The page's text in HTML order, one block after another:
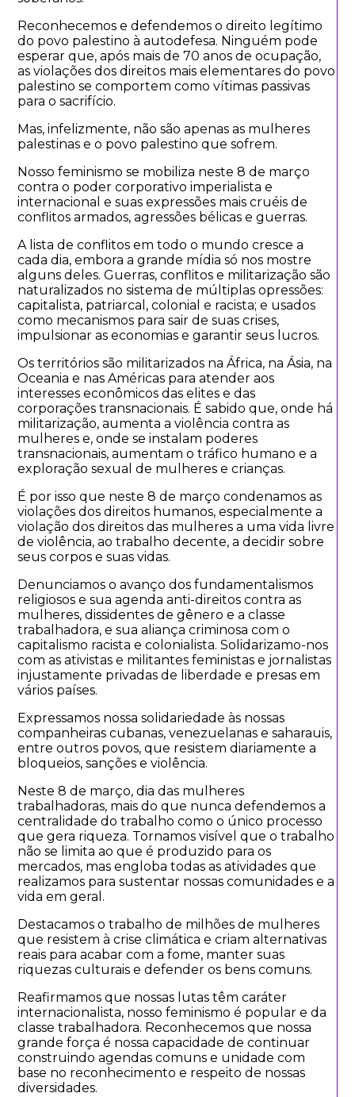
Reconhecemos e defendemos o direito legítimo
do povo palestino à autodefesa. Ninguém pode
esperar que, após mais de 70 anos de ocupação,
as violações dos direitos mais elementares do povo
palestino se comportem como vítimas passivas
para o sacrifício.
Mas, infelizmente, não são apenas as mulheres
palestinas e o povo palestino que sofrem.
Nosso feminismo se mobiliza neste 8 de março
contra o poder corporativo imperialista e
internacional e suas expressões mais cruéis de
conflitos armados, agressões bélicas e guerras.
A lista de conflitos em todo o mundo cresce a
cada dia, embora a grande mídia só nos mostre
alguns deles. Guerras, conflitos e militarização são
naturalizados no sistema de múltiplas opressões:
capitalista, patriarcal, colonial e racista; e usados
como mecanismos para sair de suas crises,
impulsionar as economias e garantir seus lucros.
Os territórios são militarizados na África, na Ásia, na
Oceania e nas Américas para atender aos
interesses econômicos das elites e das
corporações transnacionais. É sabido que, onde há
militarização, aumenta a violência contra as
mulheres e, onde se instalam poderes
transnacionais, aumentam o tráfico humano e a
exploração sexual de mulheres e crianças.
É por isso que neste 8 de março condenamos as
violações dos direitos humanos, especialmente a
violação dos direitos das mulheres a uma vida livre
de violência, ao trabalho decente, a decidir sobre
seus corpos e suas vidas.
Denunciamos o avanço dos fundamentalismos
religiosos e sua agenda anti-direitos contra as
mulheres, dissidentes de gênero e a classe
trabalhadora, e sua aliança criminosa com o
capitalismo racista e colonialista. Solidarizamo-nos
com as ativistas e militantes feministas e jornalistas
injustamente privadas de liberdade e presas em
vários países.
Expressamos nossa solidariedade às nossas
companheiras cubanas, venezuelanas e saharauis,
entre outros povos, que resistem diariamente a
bloqueios, sanções e violência.
Neste 8 de março, dia das mulheres
trabalhadoras, mais do que nunca defendemos a
centralidade do trabalho como o único processo
que gera riqueza. Tornamos visível que o trabalho
não se limita ao que é produzido para os
mercados, mas engloba todas as atividades que
realizamos para sustentar nossas comunidades e a
vida em geral.
Destacamos o trabalho de milhões de mulheres
que resistem à crise climática e criam alternativas
reais para acabar com a fome, manter suas
riquezas culturais e defender os bens comuns.
Reafirmamos que nossas lutas têm caráter
internacionalista, nosso feminismo é popular e da
classe trabalhadora. Reconhecemos que nossa
grande força é nossa capacidade de continuar
construindo agendas comuns e unidade com
base no reconhecimento e respeito de nossas
diversidades.